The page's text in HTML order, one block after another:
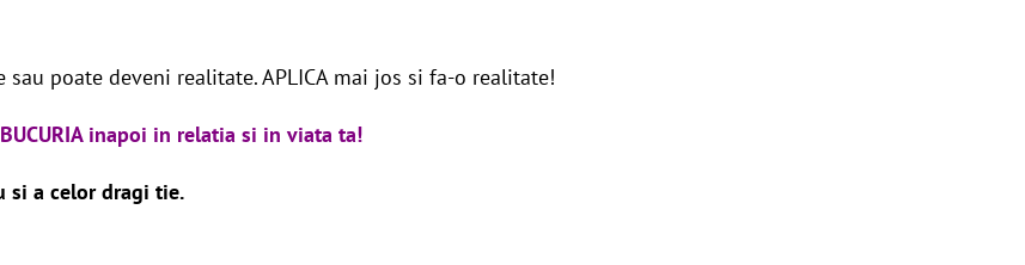
poate deveni realitate. APLICA mai jos si fa-o realitate!
inapoi in relatia si in viata ta!
si a celor dragi tie.